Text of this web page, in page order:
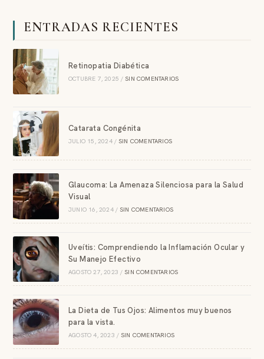
ENTRADAS RECIENTES
Retinopatia Diabética
OCTUBRE 7, 2025 / SIN COMENTARIOS
Catarata Congénita
JULIO 15, 2024 / SIN COMENTARIOS
Glaucoma: La Amenaza Silenciosa para la Salud
Visual
JUNIO 16, 2024 / SIN COMENTARIOS
Uveítis: Comprendiendo la Inflamación Ocular y
Su Manejo Efectivo
AGOSTO 27, 2023 / SIN COMENTARIOS
La Dieta de Tus Ojos: Alimentos muy buenos
para la vista.
AGOSTO 4, 2023 / SIN COMENTARIOS